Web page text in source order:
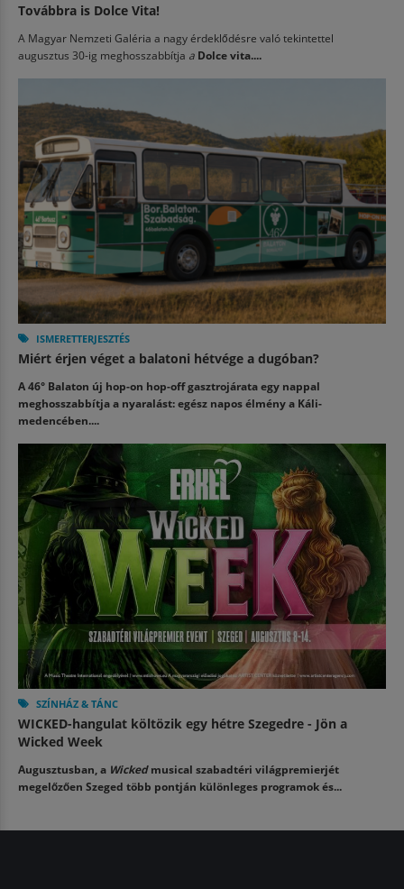
Továbbra is Dolce Vita!
A Magyar Nemzeti Galéria a nagy érdeklődésre való tekintettel
augusztus 30-ig meghosszabbítja a Dolce vita....
ISMERETTERJESZTÉS
Miért érjen véget a balatoni hétvége a dugóban?
A 46° Balaton új hop-on hop-off gasztrojárata egy nappal
meghosszabbítja a nyaralást: egész napos élmény a Káli-
medencében....
SZÍNHÁZ & TÁNC
WICKED-hangulat költözik egy hétre Szegedre - Jön a
Wicked Week
Augusztusban, a Wickedmusical szabadtéri világpremierjét
megelőzően Szeged több pontján különleges programok és...